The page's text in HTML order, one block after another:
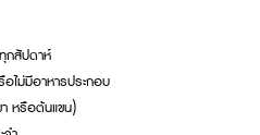
กสัปดาห์
อไม่มีอาหารประกอบ
หรือต้นแขน)